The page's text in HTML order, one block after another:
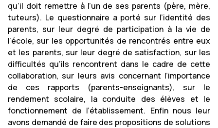
qu’il doit remettre à l’un de ses parents (père, mère,
tuteurs). Le questionnaire a porté sur l’identité des
parents, sur leur degré de participation à la vie de
l’école, sur les opportunités de rencontrés entre eux
et les parents, sur leur degré de satisfaction, sur les
difficultés qu’ils rencontrent dans le cadre de cette
collaboration, sur leurs avis concernant l’importance
de ces rapports (parents-enseignants), sur le
rendement scolaire, la conduite des élèves et le
fonctionnement de l’établissement. Enfin nous leur
avons demandé de faire des propositions de solutions